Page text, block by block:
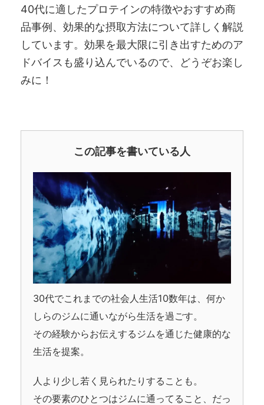
40代に適したプロテインの特徴やおすすめ商
品事例、効果的な摂取方法について詳しく解説
しています。効果を最大限に引き出すためのア
ドバイスも盛り込んでいるので、どうぞお楽し
みに！
この記事を書いている人
30代でこれまでの社会人生活10数年は、何か
しらのジムに通いながら生活を過ごす。
その経験からお伝えするジムを通じた健康的な
生活を提案。
人より少し若く見られたりすることも。
その要素のひとつはジムに通ってること、だっ